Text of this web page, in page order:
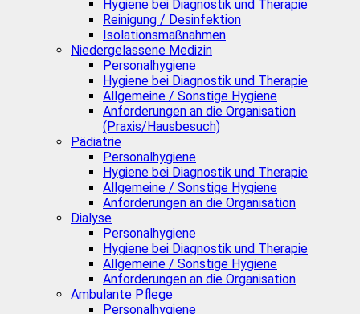
Hygiene bei Diagnostik und Therapie
Reinigung / Desinfektion
Isolationsmaßnahmen
Niedergelassene Medizin
Personalhygiene
Hygiene bei Diagnostik und Therapie
Allgemeine / Sonstige Hygiene
Anforderungen an die Organisation
(Praxis/Hausbesuch)
Pädiatrie
Personalhygiene
Hygiene bei Diagnostik und Therapie
Allgemeine / Sonstige Hygiene
Anforderungen an die Organisation
Dialyse
Personalhygiene
Hygiene bei Diagnostik und Therapie
Allgemeine / Sonstige Hygiene
Anforderungen an die Organisation
Ambulante Pflege
Personalhygiene